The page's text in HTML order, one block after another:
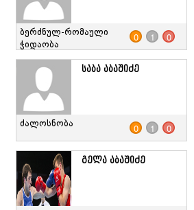
ბერძნულ-რომაული
ჭიდაობა
0 1 0
საბა აბაშიძე
ძალოსნობა 0 1 0
გელა აბაშიძე